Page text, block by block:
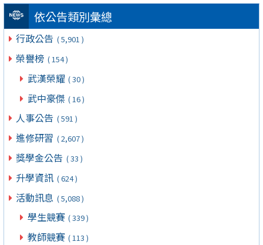
依公告類別彙總
行政公告 ( 5,901 )
榮譽榜 ( 154 )
武漢榮耀 ( 30 )
武中豪傑 ( 16 )
人事公告 ( 591 )
進修研習 ( 2,607 )
獎學金公告 ( 33 )
升學資訊 ( 624 )
活動訊息 ( 5,088 )
學生競賽 ( 339 )
教師競賽 ( 113 )